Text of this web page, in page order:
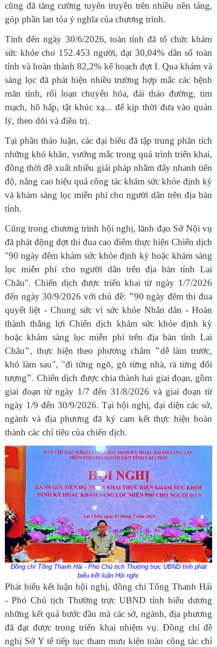
cũng đã tăng cường tuyên truyền trên nhiều nền tảng,
góp phần lan tỏa ý nghĩa của chương trình.
Tính đến ngày 30/6/2026, toàn tỉnh đã tổ chức khám
sức khỏe cho 152.453 người, đạt 30,04% dân số toàn
tỉnh và hoàn thành 82,2% kế hoạch đợt I. Qua khám và
sàng lọc đã phát hiện nhiều trường hợp mắc các bệnh
mãn tính, rối loạn chuyển hóa, đái tháo đường, tim
mạch, hô hấp, tật khúc xạ... để kịp thời đưa vào quản
lý, theo dõi và điều trị.
Tại phần thảo luận, các đại biểu đã tập trung phân tích
những khó khăn, vướng mắc trong quá trình triển khai,
đồng thời đề xuất nhiều giải pháp nhằm đẩy nhanh tiến
độ, nâng cao hiệu quả công tác khám sức khỏe định kỳ
và khám sàng lọc miễn phí cho người dân trên địa bàn
tỉnh.
Cũng trong chương trình hội nghị, lãnh đạo Sở Nội vụ
đã phát động đợt thi đua cao điểm thực hiện Chiến dịch
"90 ngày đêm khám sức khỏe định kỳ hoặc khám sàng
lọc miễn phí cho người dân trên địa bàn tỉnh Lai
Châu". Chiến dịch được triển khai từ ngày 1/7/2026
đến ngày 30/9/2026 với chủ đề: "90 ngày đêm thi đua
quyết liệt - Chung sức vì sức khỏe Nhân dân - Hoàn
thành thắng lợi Chiến dịch khám sức khỏe định kỳ
hoặc khám sàng lọc miễn phí trên địa bàn tỉnh Lai
Châu", thực hiện theo phương châm "dễ làm trước,
khó làm sau", "đi từng ngõ, gõ từng nhà, rà từng đối
tượng". Chiến dịch được chia thành hai giai đoạn, gồm
giai đoạn từ ngày 1/7 đến 31/8/2026 và giai đoạn từ
ngày 1/9 đến 30/9/2026. Tại hội nghị, đại diện các sở,
ngành và địa phương đã ký cam kết thực hiện hoàn
thành các chỉ tiêu của chiến dịch.
Đồng chí Tống Thanh Hải - Phó Chủ tịch Thường trực UBND tỉnh phát
biểu kết luận Hội nghị.
Phát biểu kết luận hội nghị, đồng chí Tống Thanh Hải
- Phó Chủ tịch Thường trực UBND tỉnh biểu dương
những kết quả bước đầu mà các sở, ngành, địa phương
đã đạt được trong triển khai nhiệm vụ. Đồng chí đề
nghị Sở Y tế tiếp tục tham mưu kiện toàn công tác chỉ